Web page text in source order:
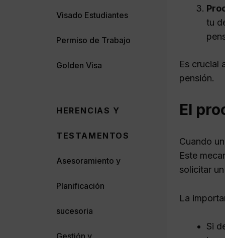
tu
Es crucial
pensión.
El
Cuando
Este
solicitar
La
Si
Visado Estudiantes
Permiso de Trabajo
Golden Visa
HERENCIAS Y
TESTAMENTOS
Asesoramiento y
Planificación
sucesoria
Gestión y